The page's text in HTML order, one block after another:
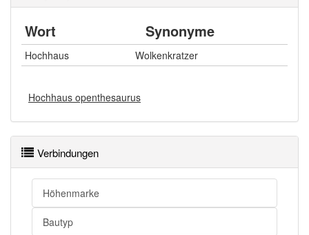
Wort Synonyme
Hochhaus Wolkenkratzer
Hochhaus openthesaurus
Verbindungen
Höhenmarke
Bautyp